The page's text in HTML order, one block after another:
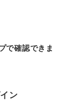
で確認できま
ン